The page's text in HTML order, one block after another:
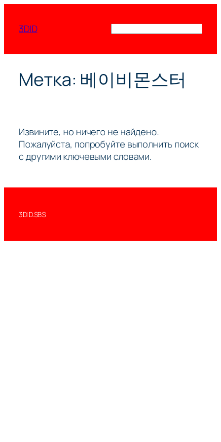
содержимому
3DID
Метка: 베이비몬스터
Извините, но ничего не найдено.
Пожалуйста, попробуйте выполнить поиск
с другими ключевыми словами.
3DID.SBS